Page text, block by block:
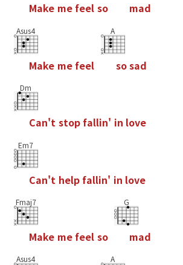
Make mefeel so mad
Asus4
Make mefeel
A
sosad
Dm
Can't stopfallin' in love
Em7
Can't helpfallin' in love
Fmaj7
Make mefeel so
G
mad
Asus4 A